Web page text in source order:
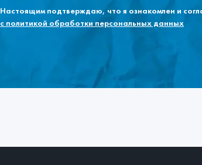
Настоящим подтверждаю, что я ознакомлен и
с политикой обработки персональных данных